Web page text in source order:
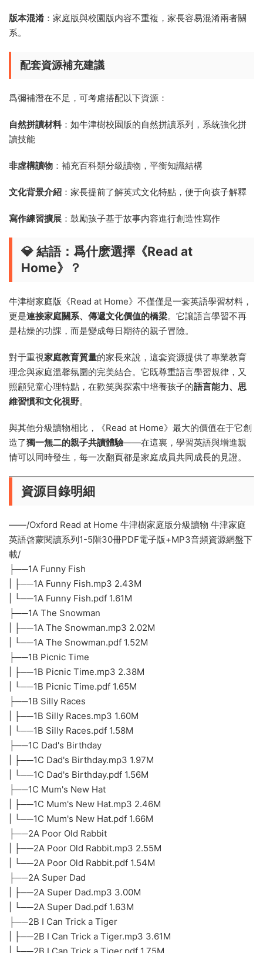
版本混淆 ：家庭版與校園版内容不重複，家長容易混淆兩者關
系。
配套資源補充建議
爲彌補潛在不足，可考慮搭配以下資源：
自然拼讀材料 ：如牛津樹校園版的自然拼讀系列，系統強化拼
讀技能
非虛構讀物 ：補充百科類分級讀物，平衡知識結構
文化背景介紹 ：家長提前了解英式文化特點，便于向孩子解釋
寫作練習擴展 ：鼓勵孩子基于故事内容進行創造性寫作
💎 結語：爲什麽選擇《Read at
Home》？
牛津樹家庭版《Read at Home》不僅僅是一套英語學習材料，
更是連接家庭關系、傳遞文化價值的橋梁。它讓語言學習不再
是枯燥的功課，而是變成每日期待的親子冒險。
對于重視家庭教育質量的家長來說，這套資源提供了專業教育
理念與家庭溫馨氛圍的完美結合。它既尊重語言學習規律，又
照顧兒童心理特點，在歡笑與探索中培養孩子的語言能力、思
維習慣和文化視野。
與其他分級讀物相比，《Read at Home》最大的價值在于它創
造了獨一無二的親子共讀體驗——在這裏，學習英語與增進親
情可以同時發生，每一次翻頁都是家庭成員共同成長的見證。
資源目錄明細
——/Oxford Read at Home 牛津樹家庭版分級讀物 牛津家庭
英語啓蒙閱讀系列1-5階30冊PDF電子版+MP3音頻資源網盤下
載/
├──1A Funny Fish
| ├──1A Funny Fish.mp3 2.43M
| └──1A Funny Fish.pdf 1.61M
├──1A The Snowman
| ├──1A The Snowman.mp3 2.02M
| └──1A The Snowman.pdf 1.52M
├──1B Picnic Time
| ├──1B Picnic Time.mp3 2.38M
| └──1B Picnic Time.pdf 1.65M
├──1B Silly Races
| ├──1B Silly Races.mp3 1.60M
| └──1B Silly Races.pdf 1.58M
├──1C Dad's Birthday
| ├──1C Dad's Birthday.mp3 1.97M
| └──1C Dad's Birthday.pdf 1.56M
├──1C Mum's New Hat
| ├──1C Mum's New Hat.mp3 2.46M
| └──1C Mum's New Hat.pdf 1.66M
├──2A Poor Old Rabbit
| ├──2A Poor Old Rabbit.mp3 2.55M
| └──2A Poor Old Rabbit.pdf 1.54M
├──2A Super Dad
| ├──2A Super Dad.mp3 3.00M
| └──2A Super Dad.pdf 1.63M
├──2B I Can Trick a Tiger
| ├──2B I Can Trick a Tiger.mp3 3.61M